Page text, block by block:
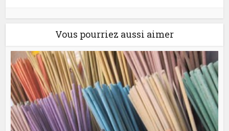
Vous pourriez aussi aimer